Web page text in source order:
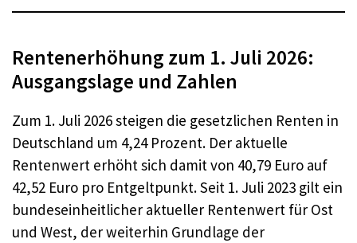
Rentenerhöhung zum 1. Juli 2026:
Ausgangslage und Zahlen
Zum 1. Juli 2026 steigen die gesetzlichen Renten in
Deutschland um 4,24 Prozent. Der aktuelle
Rentenwert erhöht sich damit von 40,79 Euro auf
42,52 Euro pro Entgeltpunkt. Seit 1. Juli 2023 gilt ein
bundeseinheitlicher aktueller Rentenwert für Ost
und West, der weiterhin Grundlage der